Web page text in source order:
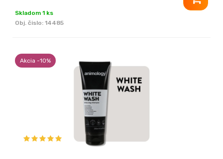
Skladom 1 ks
Obj. čislo: 14485
Akcia -10%